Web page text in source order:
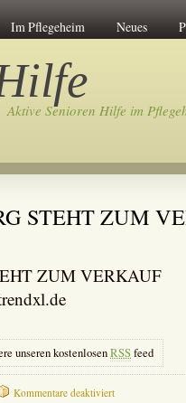
Im Pflegeheim Neues
Aktive Senioren Hilfe im
STEHT ZUM
ZUM VERKAUF
unseren kostenlosenRSSfeed
Kommentare deaktiviertfür